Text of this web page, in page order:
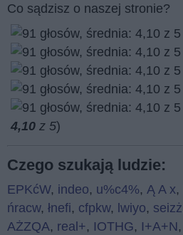
Co sądzisz o naszej stronie?
4,10 z 5)
Czego szukają ludzie:
EPKćW, indeo, u%c4%, Ą A x,
ńracw, łnefi, cfpkw, lwiyo, seizż
AŻZQA, real+, IOTHG, I+A+N,